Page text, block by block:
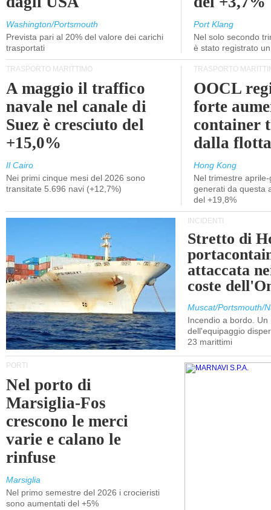
Washington/Portsmouth
Prevista pari al 20% del valore dei carichi
trasportati
Port Klang
Nel solo secondo
è stato registrato
TRASPORTO MARITTIMO
A maggio il traffico
navale nel canale di
Suez è cresciuto del
+15,0%
Il Cairo
Nei primi cinque mesi del 2026 sono
transitate 5.696 navi (+12,7%)
TRASPORTO
OOCL
forte
container
dalla
Hong Kong
Nel trimestre
generati da questa
del +19,8%
INCIDENTI
Stretto di
attaccata
coste
Muscat/Portsmouth/
Incendio a bordo. Un
dell'equipaggio
23 marittimi
PORTI
Nel porto di
Marsiglia-Fos
crescono le merci
varie e calano le
rinfuse
Marsiglia
Nel primo semestre del 2026 i crocieristi
sono aumentati del +5%